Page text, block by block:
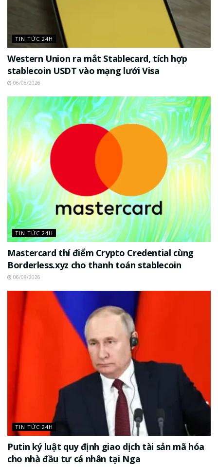
TIN TỨC 24H
Western Union ra mắt Stablecard, tích hợp
stablecoin USDT vào mạng lưới Visa
06/08/2026
TIN TỨC 24H
Mastercard thí điểm Crypto Credential cùng
Borderless.xyz cho thanh toán stablecoin
06/08/2026
TIN TỨC 24H
Putin ký luật quy định giao dịch tài sản mã hóa
cho nhà đầu tư cá nhân tại Nga